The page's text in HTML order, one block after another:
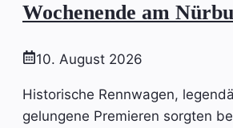
Wochenende am
10. August 2026
Historische Rennwagen,
gelungene Premieren sorgten